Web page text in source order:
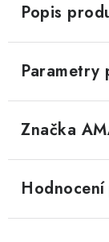
Popis
Parametry
Značka